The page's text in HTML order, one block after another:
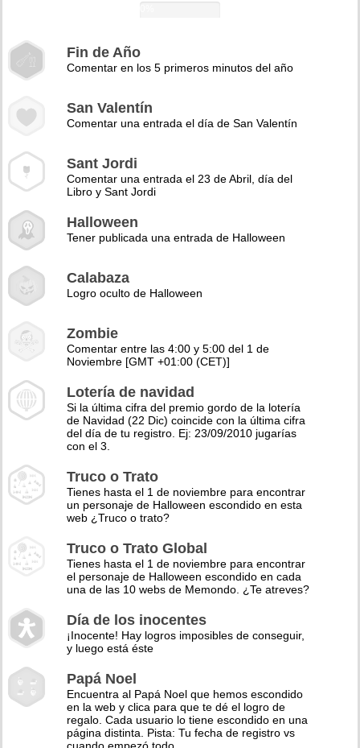
Fin de Año
Comentar en los 5 primeros minutos del año
San Valentín
Comentar una entrada el día de San Valentín
Sant Jordi
Comentar una entrada el 23 de Abril, día del
Libro y Sant Jordi
Halloween
Tener publicada una entrada de Halloween
Calabaza
Logro oculto de Halloween
Zombie
Comentar entre las 4:00 y 5:00 del 1 de
Noviembre [GMT +01:00 (CET)]
Lotería de navidad
Si la última cifra del premio gordo de la lotería
de Navidad (22 Dic) coincide con la última cifra
del día de tu registro. Ej: 23/09/2010 jugarías
con el 3.
Truco o Trato
Tienes hasta el 1 de noviembre para encontrar
un personaje de Halloween escondido en esta
web ¿Truco o trato?
Truco o Trato Global
Tienes hasta el 1 de noviembre para encontrar
el personaje de Halloween escondido en cada
una de las 10 webs de Memondo. ¿Te atreves?
Día de los inocentes
¡Inocente! Hay logros imposibles de conseguir,
y luego está éste
Papá Noel
Encuentra al Papá Noel que hemos escondido
en la web y clica para que te dé el logro de
regalo. Cada usuario lo tiene escondido en una
página distinta. Pista: Tu fecha de registro vs